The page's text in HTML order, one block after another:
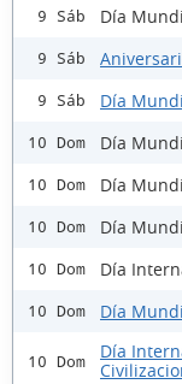
9 Sáb Día
9 Sáb
9 Sáb Día
10 Dom Día
10 Dom Día
10 Dom Día
10 Dom Día
10 Dom Día
10 Dom
Día